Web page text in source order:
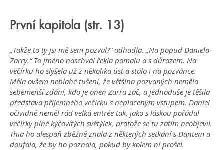
První kapitola (str. 13)
„Takže to ty jsi mě sem pozval?“ odhadla. „Na popud Daniela
Zarry.“ To jméno naschvál řekla pomalu a s důrazem. Na
večírku ho slyšela už z několika úst a stálo i na pozvánce.
Měla ovšem neblahé tušení, že většina pozvaných neměla
sebemenší zdání, kdo je onen Zarra zač, a jednoduše je těšila
představa příjemného večírku s neplaceným vstupem. Daniel
očividně neměl rád velká entrée tak, jako s láskou pořádal
večírky plné kýčovitých světýlek, protože se tu zatím neobjevil.
Thia ho alespoň zběžně znala z některých setkání s Dantem a
doufala, že by ho poznala, pokud by kolem ní prošel.